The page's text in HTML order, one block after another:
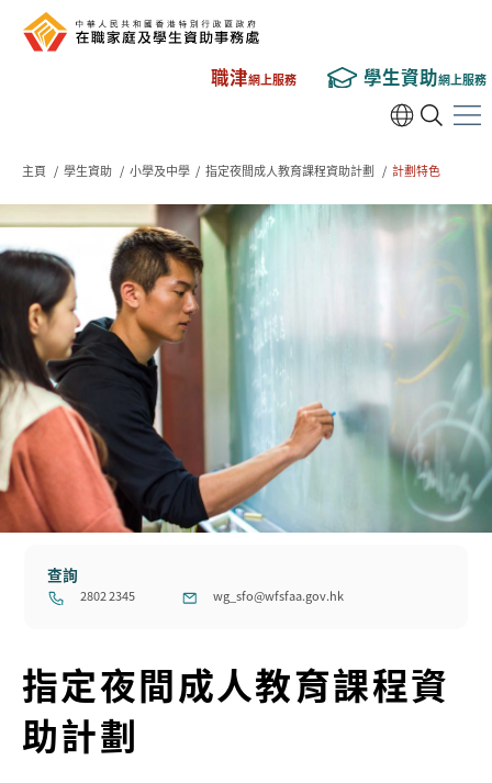
職津網上服務 學生資助網上服務
主頁 / 學生資助 / 小學及中學 / 指定夜間成人教育課程資助計劃 / 計劃特色
查詢
2802 2345 wg_sfo@wfsfaa.gov.hk
指定夜間成人教育課程資
助計劃